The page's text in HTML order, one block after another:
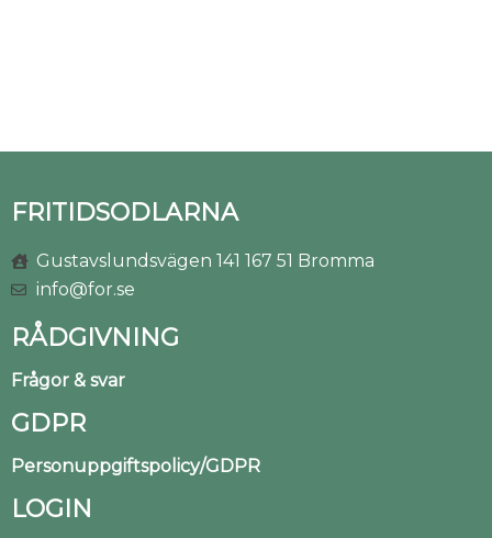
FRITIDSODLARNA
Gustavslundsvägen 141 167 51 Bromma
info@for.se
RÅDGIVNING
Frågor & svar
GDPR
Personuppgiftspolicy/GDPR
LOGIN